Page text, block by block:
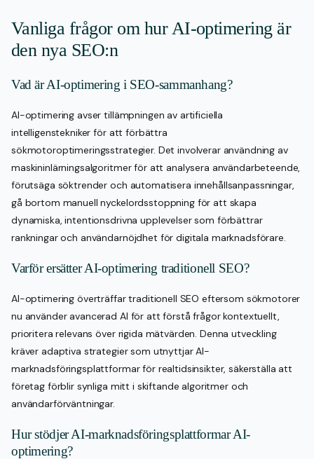
Vanliga frågor om hur AI-optimering är
den nya SEO:n
Vad är AI-optimering i SEO-sammanhang?
AI-optimering avser tillämpningen av artificiella
intelligenstekniker för att förbättra
sökmotoroptimeringsstrategier. Det involverar användning av
maskininlärningsalgoritmer för att analysera användarbeteende,
förutsäga söktrender och automatisera innehållsanpassningar,
gå bortom manuell nyckelordsstoppning för att skapa
dynamiska, intentionsdrivna upplevelser som förbättrar
rankningar och användarnöjdhet för digitala marknadsförare.
Varför ersätter AI-optimering traditionell SEO?
AI-optimering överträffar traditionell SEO eftersom sökmotorer
nu använder avancerad AI för att förstå frågor kontextuellt,
prioritera relevans över rigida mätvärden. Denna utveckling
kräver adaptiva strategier som utnyttjar AI-
marknadsföringsplattformar för realtidsinsikter, säkerställa att
företag förblir synliga mitt i skiftande algoritmer och
användarförväntningar.
Hur stödjer AI-marknadsföringsplattformar AI-
optimering?